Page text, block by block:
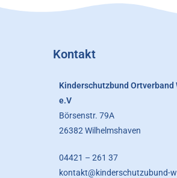
Kontakt
Kinderschutzbund Ortverband
e.V
Börsenstr. 79A
26382 Wilhelmshaven
04421 – 261 37
kontakt@kinderschutzubund-